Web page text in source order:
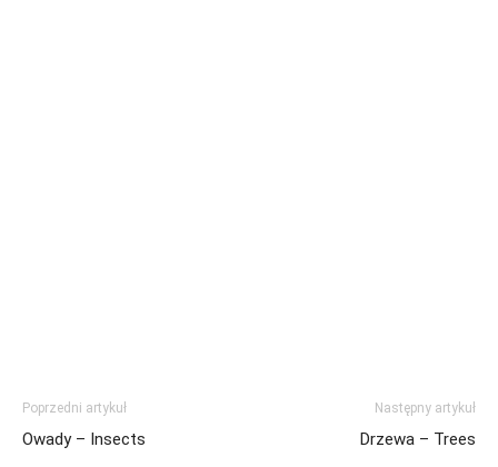
Poprzedni artykuł
Owady – Insects
Następny artykuł
Drzewa – Trees